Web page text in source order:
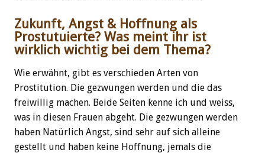
Zukunft, Angst & Hoffnung als
Prostutuierte? Was meint ihr ist
wirklich wichtig bei dem Thema?
Wie erwähnt, gibt es verschieden Arten von
Prostitution. Die gezwungen werden und die das
freiwillig machen. Beide Seiten kenne ich und weiss,
was in diesen Frauen abgeht. Die gezwungen werden
haben Natürlich Angst, sind sehr auf sich alleine
gestellt und haben keine Hoffnung, jemals die